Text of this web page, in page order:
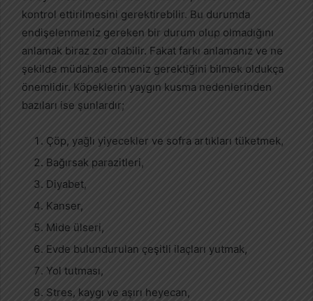
kontrol ettirilmesini gerektirebilir. Bu durumda
endişelenmeniz gereken bir durum olup olmadığını
anlamak biraz zor olabilir. Fakat farkı anlamanız ve ne
şekilde müdahale etmeniz gerektiğini bilmek oldukça
önemlidir. Köpeklerin yaygın kusma nedenlerinden
bazıları ise şunlardır;
Çöp, yağlı yiyecekler ve sofra artıkları tüketmek,
Bağırsak parazitleri,
Diyabet,
Kanser,
Mide ülseri,
Evde bulundurulan çeşitli ilaçları yutmak,
Yol tutması,
Stres, kaygı ve aşırı heyecan,